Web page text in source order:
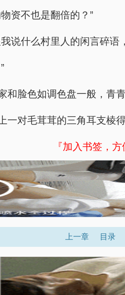
资不也是翻倍的？”
说什么村里人的闲言碎
脸色如调色盘一般，青青
一对毛茸茸的三角耳支
『加入书签，方
上一章 目录